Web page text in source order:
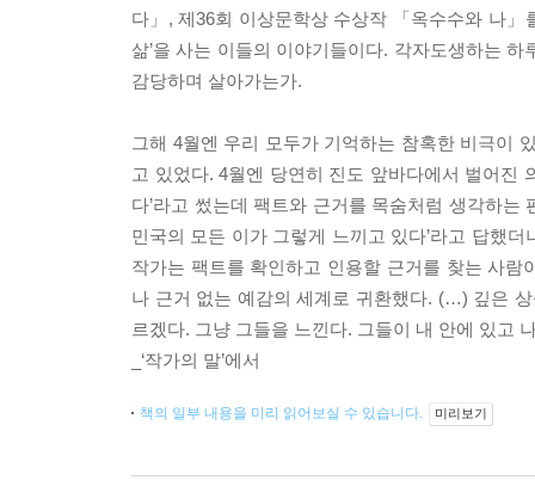
다」, 제36회 이상문학상 수상작 「옥수수와 나」
삶’을 사는 이들의 이야기들이다. 각자도생하는
감당하며 살아가는가.
그해 4월엔 우리 모두가 기억하는 참혹한 비극이
고 있었다. 4월엔 당연히 진도 앞바다에서 벌어진
다’라고 썼는데 팩트와 근거를 목숨처럼 생각하
민국의 모든 이가 그렇게 느끼고 있다’라고 답했
작가는 팩트를 확인하고 인용할 근거를 찾는 사람
나 근거 없는 예감의 세계로 귀환했다. (…) 깊은
르겠다. 그냥 그들을 느낀다. 그들이 내 안에 있고
_‘작가의 말’에서
책의 일부 내용을 미리 읽어보실 수 있습니다. 미리보기